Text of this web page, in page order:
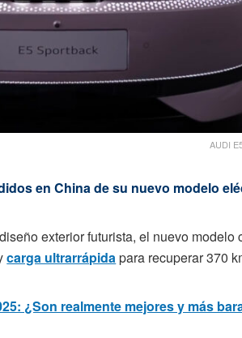
AUDI
en China de su nuevo modelo
exterior futurista, el nuevo modelo
carga ultrarrápidapara recuperar 370
¿Son realmente mejores y más